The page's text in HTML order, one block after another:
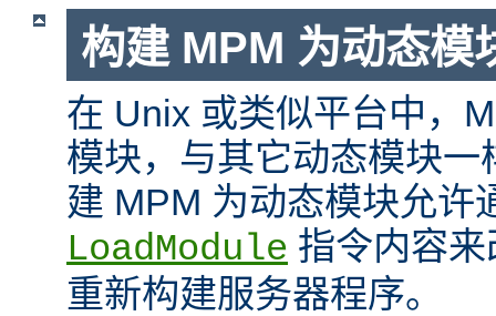
构建 MPM 为动态模
在 Unix 或类似平台中，
模块，与其它动态模块
建 MPM 为动态模块允许
LoadModule 指令内容
重新构建服务器程序。